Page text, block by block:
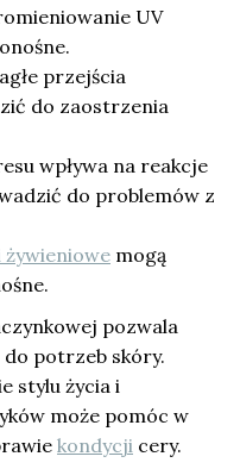
UV
przejścia
do zaostrzenia
wpływa na reakcje
do problemów z
żywieniowe mogą
pozwala
potrzeb skóry.
stylu życia i
może pomóc w
kondycji cery.